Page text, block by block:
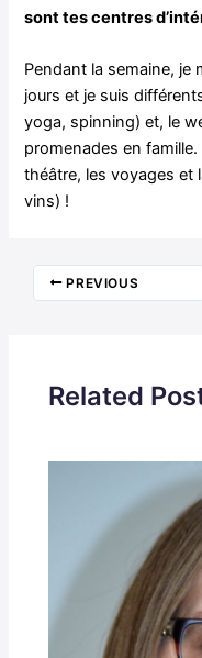
sont tes centres
Pendant la semaine, je
jours et je suis
yoga, spinning) et, le
promenades en famille.
théâtre, les voyages et
vins) !
PREVIOUS
Related